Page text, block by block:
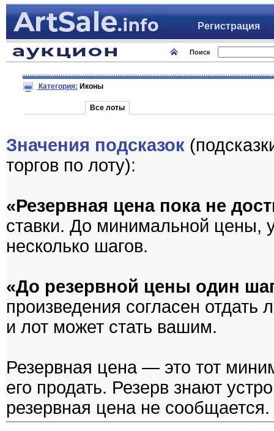
Регистрация
Поиск
Категория: Иконы
Все лоты
Значения подсказок
торгов по лоту):
«Резервная цена пока не
ставки. До минимальной цены,
несколько шагов.
«До резервной цены один
произведения согласен
и лот может стать вашим.
Резервная цена — это тот
его продать. Резерв знают
резервная цена не сообщается.